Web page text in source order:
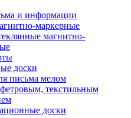
и информации
маркерные
магнитно-
доски
письма мелом
текстильным
доски